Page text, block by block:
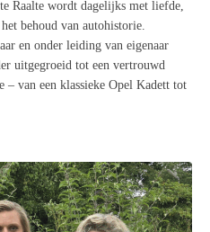
Raalte wordt dagelijks met liefde,
behoud van autohistorie.
en onder leiding van eigenaar
uitgegroeid tot een vertrouwd
– van een klassieke Opel Kadett tot